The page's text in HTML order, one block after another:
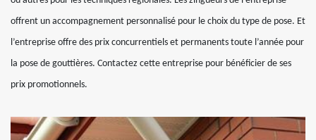
offrent un accompagnement personnalisé pour le choix du type de pose. Et
l’entreprise offre des prix concurrentiels et permanents toute l’année pour
la pose de gouttières. Contactez cette entreprise pour bénéficier de ses
prix promotionnels.